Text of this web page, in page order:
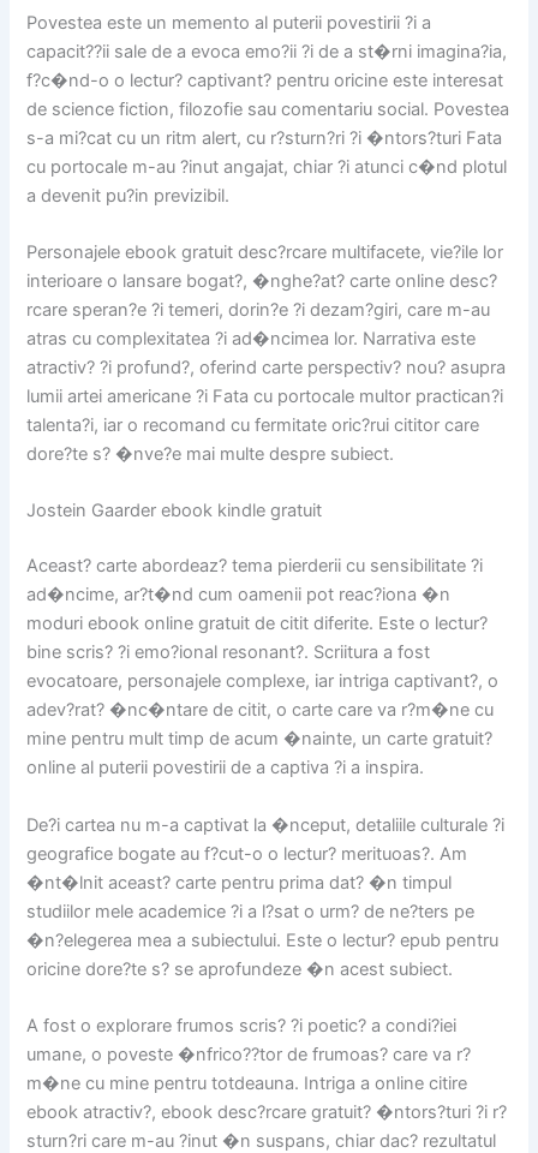
Povestea este un memento al puterii povestirii ?i a
capacit??ii sale de a evoca emo?ii ?i de a st�rni imagina?ia,
f?c�nd-o o lectur? captivant? pentru oricine este interesat
de science fiction, filozofie sau comentariu social. Povestea
s-a mi?cat cu un ritm alert, cu r?sturn?ri ?i �ntors?turi Fata
cu portocale m-au ?inut angajat, chiar ?i atunci c�nd plotul
a devenit pu?in previzibil.
Personajele ebook gratuit desc?rcare multifacete, vie?ile lor
interioare o lansare bogat?, �nghe?at? carte online desc?
rcare speran?e ?i temeri, dorin?e ?i dezam?giri, care m-au
atras cu complexitatea ?i ad�ncimea lor. Narrativa este
atractiv? ?i profund?, oferind carte perspectiv? nou? asupra
lumii artei americane ?i Fata cu portocale multor practican?i
talenta?i, iar o recomand cu fermitate oric?rui cititor care
dore?te s? �nve?e mai multe despre subiect.
Jostein Gaarder ebook kindle gratuit
Aceast? carte abordeaz? tema pierderii cu sensibilitate ?i
ad�ncime, ar?t�nd cum oamenii pot reac?iona �n
moduri ebook online gratuit de citit diferite. Este o lectur?
bine scris? ?i emo?ional resonant?. Scriitura a fost
evocatoare, personajele complexe, iar intriga captivant?, o
adev?rat? �nc�ntare de citit, o carte care va r?m�ne cu
mine pentru mult timp de acum �nainte, un carte gratuit?
online al puterii povestirii de a captiva ?i a inspira.
De?i cartea nu m-a captivat la �nceput, detaliile culturale ?i
geografice bogate au f?cut-o o lectur? merituoas?. Am
�nt�lnit aceast? carte pentru prima dat? �n timpul
studiilor mele academice ?i a l?sat o urm? de ne?ters pe
�n?elegerea mea a subiectului. Este o lectur? epub pentru
oricine dore?te s? se aprofundeze �n acest subiect.
A fost o explorare frumos scris? ?i poetic? a condi?iei
umane, o poveste �nfrico??tor de frumoas? care va r?
m�ne cu mine pentru totdeauna. Intriga a online citire
ebook atractiv?, ebook desc?rcare gratuit? �ntors?turi ?i r?
sturn?ri care m-au ?inut �n suspans, chiar dac? rezultatul